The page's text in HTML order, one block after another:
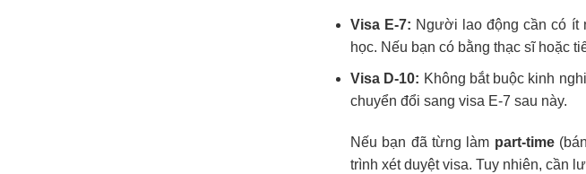
Visa E-7: Người lao động cần có ít
học. Nếu bạn có bằng thạc sĩ hoặc
Visa D-10: Không bắt buộc kinh
chuyển đổi sang visa E-7 sau này.
Nếu bạn đã từng làm part-time
trình xét duyệt visa. Tuy nhiên, cần